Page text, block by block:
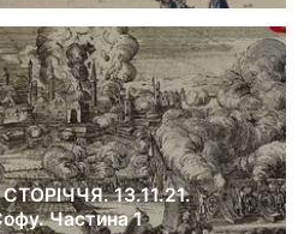
13.11.21.
Частина 1